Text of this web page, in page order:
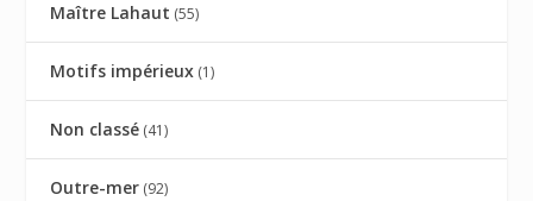
Maître Lahaut (55)
Motifs impérieux (1)
Non classé (41)
Outre-mer (92)